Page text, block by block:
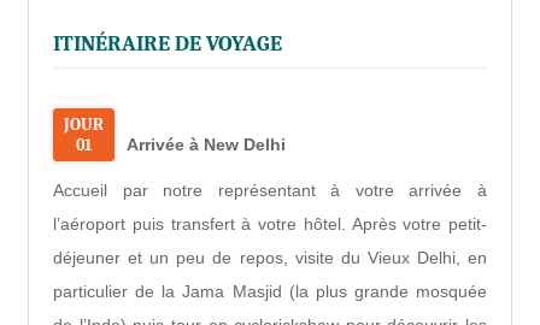
ITINÉRAIRE DE VOYAGE
JOUR
01
Arrivée à New Delhi
Accueil par notre représentant à votre arrivée à
l’aéroport puis transfert à votre hôtel. Après votre petit-
déjeuner et un peu de repos, visite du Vieux Delhi, en
particulier de la Jama Masjid (la plus grande mosquée